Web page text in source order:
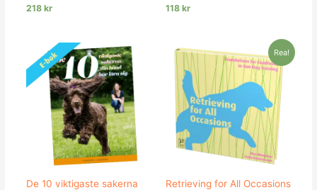
218 kr 118 kr
De 10 viktigaste sakerna
Rea!
Retrieving for All Occasions
Det
ursprungliga
priset
var:
350 kr.
nuvarande
priset
är:
175 kr.